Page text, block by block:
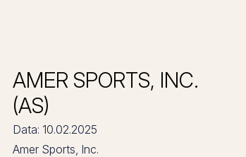
AMER SPORTS, INC.
(AS)
Data: 10.02.2025
Amer Sports, Inc.